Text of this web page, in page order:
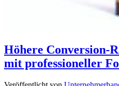
Höhere Conversion-
mit professioneller